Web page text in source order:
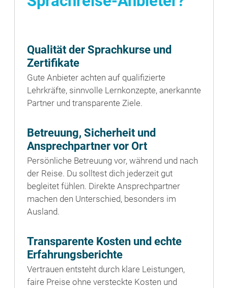
Qualität der Sprachkurse und
Zertifikate
Gute Anbieter achten auf qualifizierte
Lehrkräfte, sinnvolle Lernkonzepte, anerkannte
Partner und transparente Ziele.
Betreuung, Sicherheit und
Ansprechpartner vor Ort
Persönliche Betreuung vor, während und nach
der Reise. Du solltest dich jederzeit gut
begleitet fühlen. Direkte Ansprechpartner
machen den Unterschied, besonders im
Ausland.
Transparente Kosten und echte
Erfahrungsberichte
Vertrauen entsteht durch klare Leistungen,
faire Preise ohne versteckte Kosten und